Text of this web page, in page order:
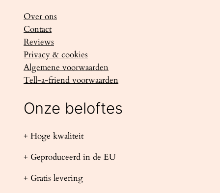
Over ons
Contact
Reviews
Privacy & cookies
Algemene voorwaarden
Tell-a-friend voorwaarden
Onze beloftes
+ Hoge kwaliteit
+ Geproduceerd in de EU
+ Gratis levering